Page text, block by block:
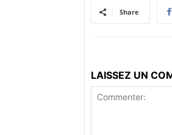
Share
LAISSEZ UN